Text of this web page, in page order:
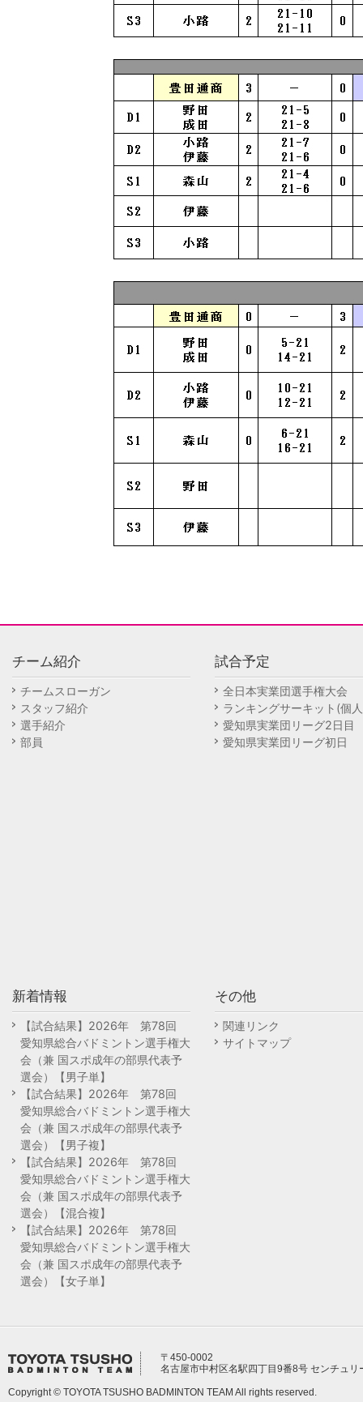
チーム紹介
チームスローガン
スタッフ紹介
選手紹介
部員
試合予定
全日本実業団選手権大会
ランキングサーキット(個
愛知県実業団リーグ2日目
愛知県実業団リーグ初日
新着情報
【試合結果】2026年 第78回
愛知県総合バドミントン選手権大
会（兼 国スポ成年の部県代表予
選会）【男子単】
【試合結果】2026年 第78回
愛知県総合バドミントン選手権大
会（兼 国スポ成年の部県代表予
選会）【男子複】
【試合結果】2026年 第78回
愛知県総合バドミントン選手権大
会（兼 国スポ成年の部県代表予
選会）【混合複】
【試合結果】2026年 第78回
愛知県総合バドミントン選手権大
会（兼 国スポ成年の部県代表予
選会）【女子単】
その他
関連リンク
サイトマップ
〒450-0002
名古屋市中村区名駅四丁目9番8号 センチュリ
Copyright © TOYOTA TSUSHO BADMINTON TEAM All rights reserved.